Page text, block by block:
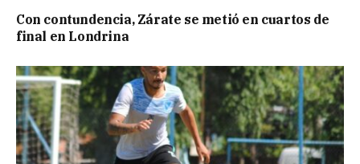
Con contundencia, Zárate se metió en cuartos de
final en Londrina